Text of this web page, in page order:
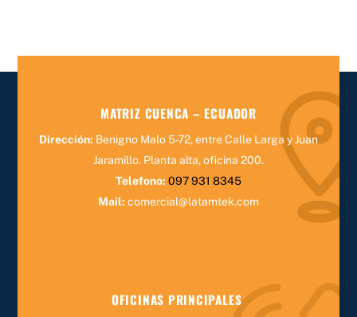
MATRIZ CUENCA – ECUADOR
Dirección: Benigno Malo 5-72, entre Calle Larga y Juan
Jaramillo. Planta alta, oficina 200.
Telefono: 097 931 8345
Mail: comercial@latamtek.com
OFICINAS PRINCIPALES